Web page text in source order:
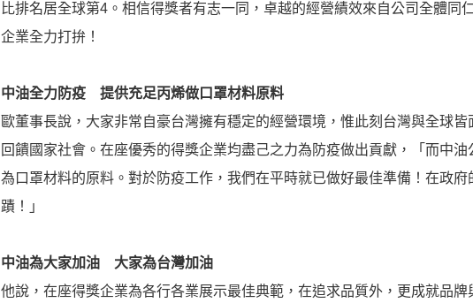
比排名居全球第4。相信得獎者有志一同，卓越的經營績效來自公司全體同
企業全力打拚！
中油全力防疫 提供充足丙烯做口罩材料原料
歐董事長說，大家非常自豪台灣擁有穩定的經營環境，惟此刻台灣與全球
回饋國家社會。在座優秀的得獎企業均盡己之力為防疫做出貢獻，「而中
為口罩材料的原料。對於防疫工作，我們在平時就已做好最佳準備！在政
蹟！」
中油為大家加油 大家為台灣加油
他說，在座得獎企業為各行各業展示最佳典範，在追求品質外，更成就品